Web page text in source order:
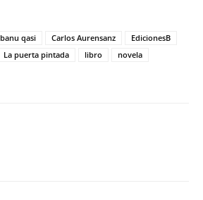
banu qasi Carlos Aurensanz
EdicionesB
La puerta pintada libro
novela